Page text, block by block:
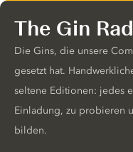
The Gin
Die Gins, die unsere
gesetzt hat.
seltene Editionen: jedes
Einladung, zu probieren
bilden.